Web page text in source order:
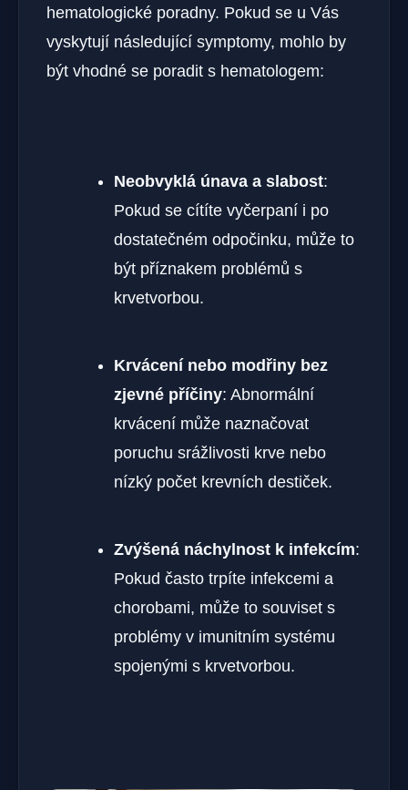
hematologické poradny. Pokud se u Vás
vyskytují následující symptomy, mohlo by
být vhodné se poradit s hematologem:
Neobvyklá únava a slabost:
Pokud se cítíte vyčerpaní i po
dostatečném odpočinku, může to
být příznakem problémů s
krvetvorbou.
Krvácení nebo modřiny bez
zjevné příčiny: Abnormální
krvácení může naznačovat
poruchu srážlivosti krve nebo
nízký počet krevních destiček.
Zvýšená náchylnost k infekcím:
Pokud často trpíte infekcemi a
chorobami, může to souviset s
problémy v imunitním systému
spojenými s krvetvorbou.